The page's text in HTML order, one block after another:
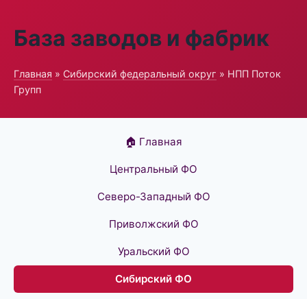
База заводов и фабрик
Главная » Сибирский федеральный округ » НПП Поток
Групп
🏠 Главная
Центральный ФО
Северо-Западный ФО
Приволжский ФО
Уральский ФО
Сибирский ФО